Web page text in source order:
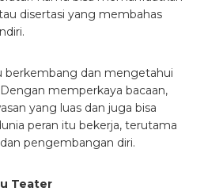
disertasi yang membahas
berkembang dan mengetahui
memperkaya bacaan,
yang luas dan juga bisa
peran itu bekerja, terutama
pengembangan diri.
Teater